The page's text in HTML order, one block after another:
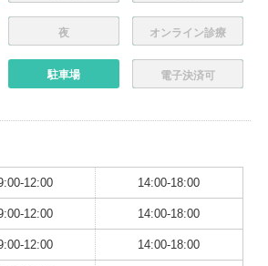
夜 オンライン診療
駐車場 電子決済可
12:00 14:00-18:00
12:00 14:00-18:00
12:00 14:00-18:00